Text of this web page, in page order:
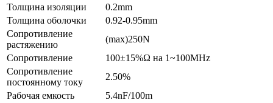
Толщина изоляции
0.2mm
Толщина оболочки
0.92-0.95mm
Сопротивление
растяжению
(max)250N
Сопротивление
100±15%Ω на 1~100MHz
Сопротивление
постоянному току
2.50%
Рабочая емкость
5.4nF/100m